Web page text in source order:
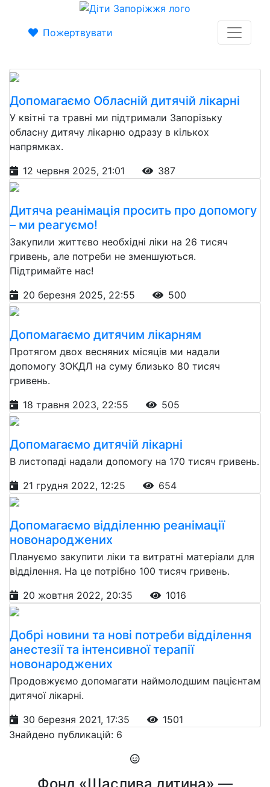
Пожертвувати
Допомагаємо Обласній дитячій лікарні
У квітні та травні ми підтримали Запорізьку
обласну дитячу лікарню одразу в кількох
напрямках.
12 червня 2025, 21:01
387
Дитяча реанімація просить про допомогу
– ми реагуємо!
Закупили життєво необхідні ліки на 26 тисяч
гривень, але потреби не зменшуються.
Підтримайте нас!
20 березня 2025, 22:55
500
Допомагаємо дитячим лікарням
Протягом двох весняних місяців ми надали
допомогу ЗОКДЛ на суму близько 80 тисяч
гривень.
18 травня 2023, 22:55
505
Допомагаємо дитячій лікарні
В листопаді надали допомогу на 170 тисяч гривень.
21 грудня 2022, 12:25
654
Допомагаємо відділенню реанімації
новонароджених
Плануємо закупити ліки та витратні матеріали для
відділення. На це потрібно 100 тисяч гривень.
20 жовтня 2022, 20:35
1016
Добрі новини та нові потреби відділення
анестезії та інтенсивної терапії
новонароджених
Продовжуємо допомагати наймолодшим пацієнтам
дитячої лікарні.
30 березня 2021, 17:35
1501
Знайдено публикацій: 6
Фонд «Щаслива дитина» —